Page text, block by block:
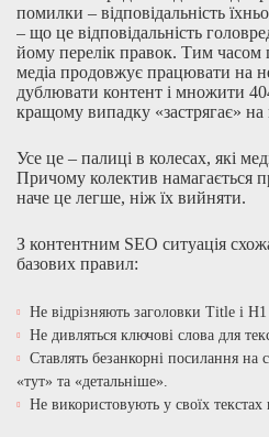
помилки – відповідальність
– що це відповідальність
йому перелік правок. Тим
медіа продовжує працювати на
дублювати контент і множити
кращому випадку «застрягає» на
Усе це – палиці в колесах, які
Причому колектив намагається
наче це легше, ніж їх вийняти.
З контентним SEO ситуація
базових правил:
Не відрізняють заголовки Title і Н1
Не дивляться ключові слова для
Ставлять безанкорні посилання на
«тут» та «детальніше».
Не використовують у своїх текстах